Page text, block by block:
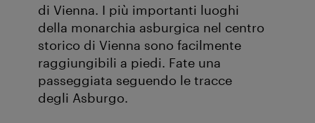
di Vienna. I più importanti luoghi
della monarchia asburgica nel centro
storico di Vienna sono facilmente
raggiungibili a piedi. Fate una
passeggiata seguendo le tracce
degli Asburgo.